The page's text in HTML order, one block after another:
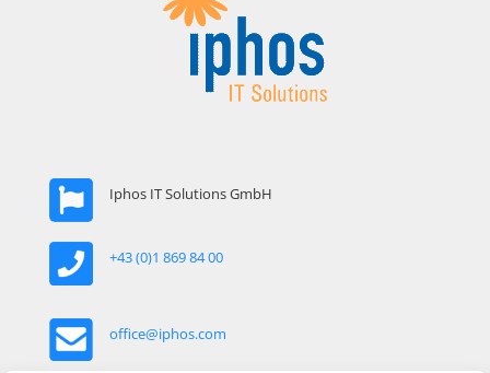
Iphos IT Solutions GmbH
+43 (0)1 869 84 00
office@iphos.com